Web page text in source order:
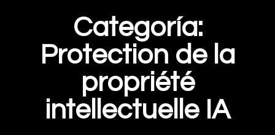
Categoría:
Protection de la
propriété
intellectuelle IA